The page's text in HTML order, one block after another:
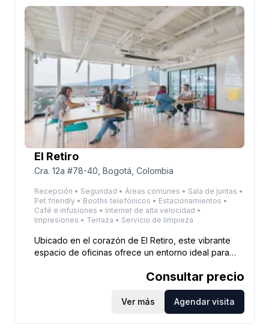
conduce o toma el autobús por la 7, pero si le gusta
andar en bicicleta, también hay almacenamiento en
el lugar.
El Retiro
Cra. 12a #78-40, Bogotá, Colombia
Recepción • Seguridad • Áreas comunes • Sala de juntas •
Pet friendly • Booths telefónicos • Estacionamientos •
Café e infusiones • Internet de alta velocidad •
Impresiones • Terraza • Servicio de limpieza
Ubicado en el corazón de El Retiro, este vibrante
espacio de oficinas ofrece un entorno ideal para
salones colaborativos, modernas salas de
conferencias y oficinas privadas, fomenta la
creatividad y el crecimiento. Su excelente ubicación
facilita el acceso en TransMilenio y ofrece una gran
variedad de opciones gastronómicas y recreativas a
Consultar precio
Ver más Agendar visita